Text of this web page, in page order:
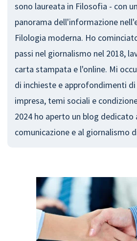
sono laureata in Filosofia - con
panorama dell'informazione
Filologia moderna. Ho
passi nel giornalismo nel 2018,
carta stampata e l'online. Mi
di inchieste e approfondimenti
impresa, temi sociali e
2024 ho aperto un blog dedicato
comunicazione e al giornalismo